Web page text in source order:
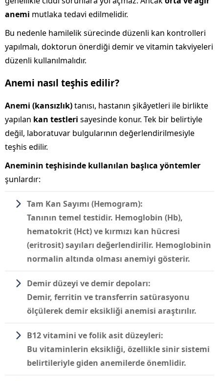
anemi mutlaka tedavi edilmelidir.
Bu nedenle hamilelik sürecinde düzenli kan kontrolleri
yapılmalı, doktorun önerdiği demir ve vitamin takviyeleri
düzenli kullanılmalıdır.
Anemi nasıl teşhis edilir?
Anemi (kansızlık)tanısı, hastanın şikâyetleri ile birlikte
yapılan kan testleri sayesinde konur. Tek bir belirtiyle
değil, laboratuvar bulgularının değerlendirilmesiyle
teşhis edilir.
Aneminin teşhisinde kullanılan başlıca yöntemler
şunlardır:
Tam Kan Sayımı (Hemogram):
Tanının temel testidir. Hemoglobin (Hb),
hematokrit (Hct) ve kırmızı kan hücresi
(eritrosit) sayıları değerlendirilir. Hemoglobinin
normalin altında olması anemiyi gösterir.
Demir düzeyi ve demir depoları:
Demir, ferritin ve transferrin satürasyonu
ölçülerek demir eksikliği anemisi araştırılır.
B12 vitamini ve folik asit düzeyleri:
Bu vitaminlerin eksikliği, özellikle sinir sistemi
belirtileriyle giden anemilerde önemlidir.